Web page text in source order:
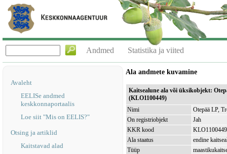
Andmed Statistika ja viited
Avaleht
EELISe andmed
keskkonnaportaalis
Loe siit "Mis on EELIS?"
Otsing ja artiklid
Kaitstavad alad
Ala andmete kuvamine
Kaitsealune ala või üksikobjekt:
(KLO1100449)
Nimi
Otepää LP,
On registriobjekt
Jah
KKR kood
KLO1100449
Ala staatus
endine
Tüüp